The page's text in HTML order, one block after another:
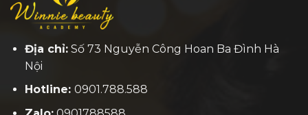
Địa chỉ:Số 73 Nguyễn Công Hoan Ba Đình Hà
Nội
Hotline: 0901.788.588